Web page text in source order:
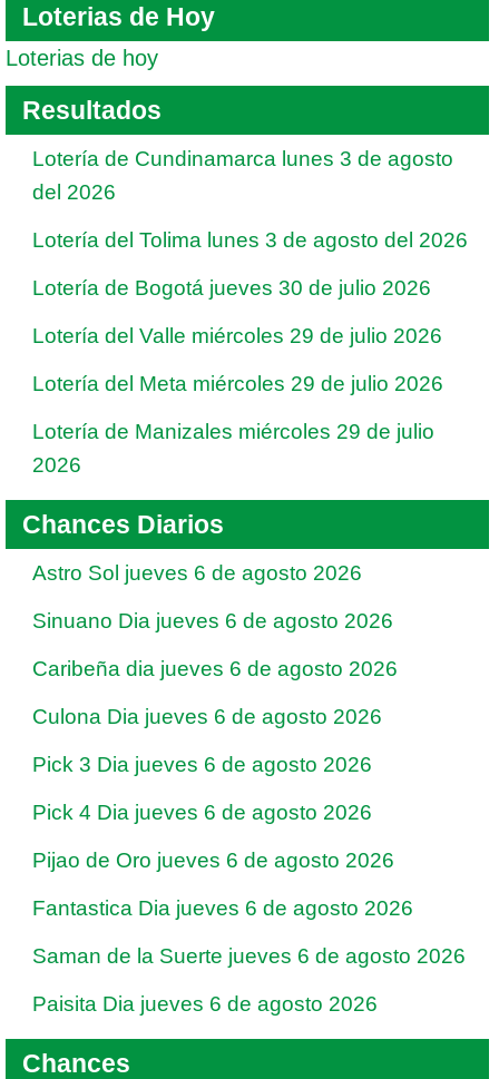
Loterias de Hoy
Loterias de hoy
Resultados
Lotería de Cundinamarca lunes 3 de agosto
del 2026
Lotería del Tolima lunes 3 de agosto del 2026
Lotería de Bogotá jueves 30 de julio 2026
Lotería del Valle miércoles 29 de julio 2026
Lotería del Meta miércoles 29 de julio 2026
Lotería de Manizales miércoles 29 de julio
2026
Chances Diarios
Astro Sol jueves 6 de agosto 2026
Sinuano Dia jueves 6 de agosto 2026
Caribeña dia jueves 6 de agosto 2026
Culona Dia jueves 6 de agosto 2026
Pick 3 Dia jueves 6 de agosto 2026
Pick 4 Dia jueves 6 de agosto 2026
Pijao de Oro jueves 6 de agosto 2026
Fantastica Dia jueves 6 de agosto 2026
Saman de la Suerte jueves 6 de agosto 2026
Paisita Dia jueves 6 de agosto 2026
Chances